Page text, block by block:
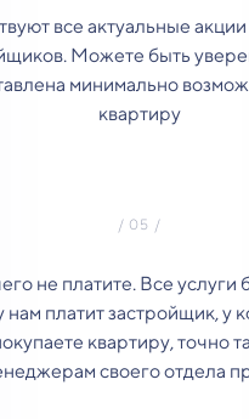
все актуальные
Можете быть
минимально
квартиру
не платите. Все услуги
нам платит застройщик, у
квартиру, точно
своего отдела